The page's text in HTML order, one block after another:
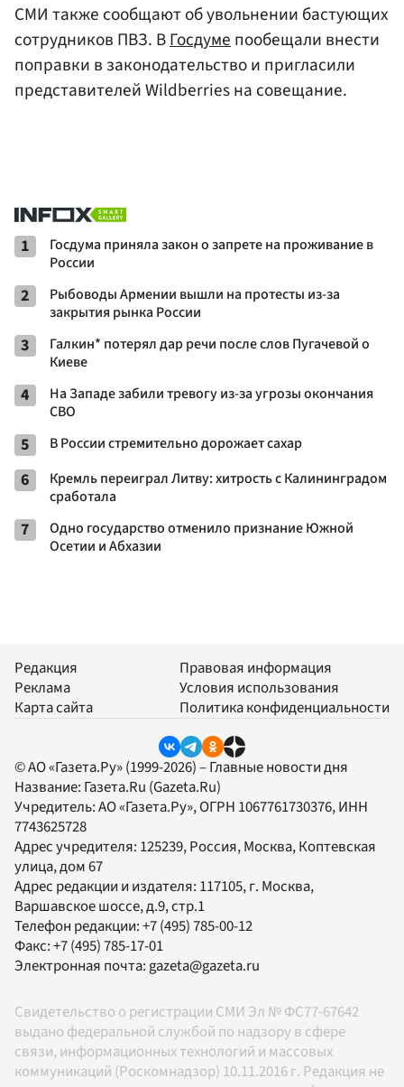
СМИ также сообщают об увольнении бастующих
сотрудников ПВЗ. ВГосдумепообещали внести
поправки в законодательство и пригласили
представителей Wildberries на совещание.
1
Госдума приняла закон о запрете на проживание в
России
2
Рыбоводы Армении вышли на протесты из-за
закрытия рынка России
3
Галкин* потерял дар речи после слов Пугачевой о
Киеве
4
На Западе забили тревогу из-за угрозы окончания
СВО
5 В России стремительно дорожает сахар
6
Кремль переиграл Литву: хитрость с Калининградом
сработала
7
Одно государство отменило признание Южной
Осетии и Абхазии
Редакция
Реклама
Карта сайта
Правовая информация
Условия использования
Политика конфиденциальности
© АО «Газета.Ру» (1999-2026) – Главные новости дня
Название: Газета.Ru (Gazeta.Ru)
Учредитель:АО «Газета.Ру», ОГРН 1067761730376, ИНН
7743625728
Адрес учредителя: 125239, Россия, Москва, Коптевская
улица, дом 67
Адрес редакции и издателя: 117105, г. Москва,
Варшавское шоссе, д.9, стр.1
Телефон редакции:+7 (495) 785-00-12
Факс:+7 (495) 785-17-01
Электронная почта:gazeta@gazeta.ru
Свидетельство о регистрации СМИ Эл № ФС77-67642
выдано федеральной службой по надзору в сфере
связи, информационных технологий и массовых
коммуникаций (Роскомнадзор) 10.11.2016 г. Редакция не